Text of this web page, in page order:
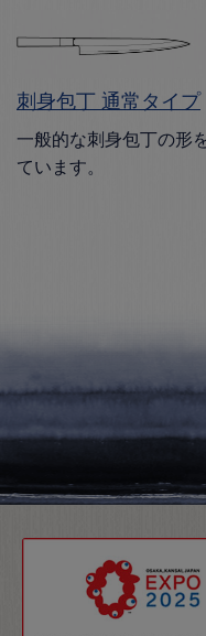
刺身包丁 通常タイプ
一般的な刺身包丁の形
ています。